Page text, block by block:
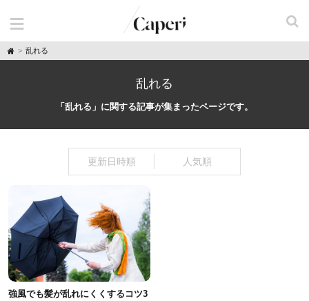
H
o
乱れる
乱れる
「乱れる」に関する記事が集まったページです。
更新日時順 人気順
強風でも髪が乱れにくくするコツ3